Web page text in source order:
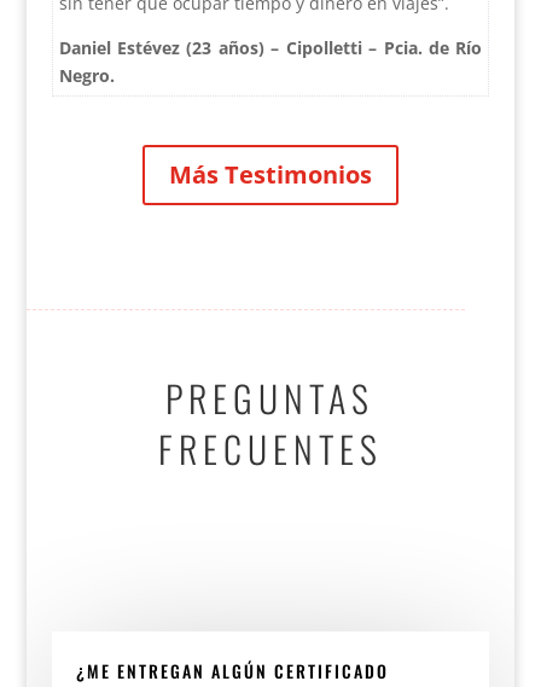
Daniel Estévez (23 años) – Cipolletti – Pcia. de Río
Negro.
Más Testimonios
PREGUNTAS
FRECUENTES
¿ME ENTREGAN ALGÚN CERTIFICADO